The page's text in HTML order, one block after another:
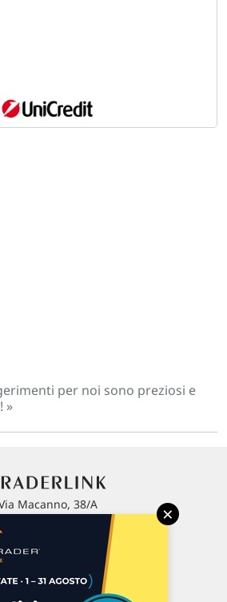
per noi sono preziosi e
»
Macanno, 38/A
02 452 460 401
Chi siamo
×